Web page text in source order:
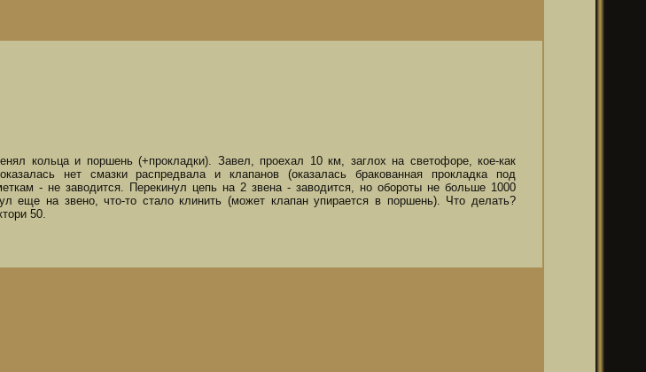
кольца и поршень (+прокладки). Завел, проехал 10 км, заглох на светофоре, кое-как
нет смазки распредвала и клапанов (оказалась бракованная прокладка под
- не заводится. Перекинул цепь на 2 звена - заводится, но обороты не больше 1000
еще на звено, что-то стало клинить (может клапан упирается в поршень). Что делать?
50.